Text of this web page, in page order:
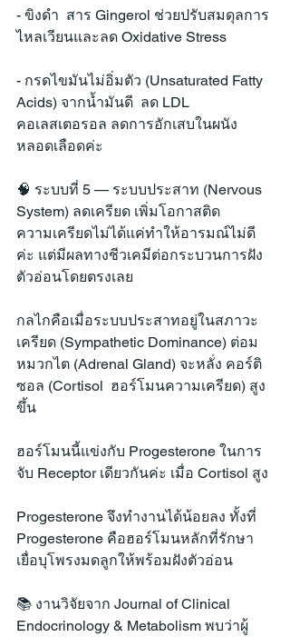
- ขิงดำ  สาร Gingerol ช่วยปรับสมดุลการ
ไหลเวียนและลด Oxidative Stress
- กรดไขมันไม่อิ่มตัว (Unsaturated Fatty
Acids) จากน้ำมันดี  ลด LDL
คอเลสเตอรอล ลดการอักเสบในผนัง
หลอดเลือดค่ะ
🧠 ระบบที่ 5 — ระบบประสาท (Nervous
System) ลดเครียด เพิ่มโอกาสติด
ความเครียดไม่ได้แค่ทำให้อารมณ์ไม่ดี
ค่ะ แต่มีผลทางชีวเคมีต่อกระบวนการฝัง
ตัวอ่อนโดยตรงเลย
กลไกคือเมื่อระบบประสาทอยู่ในสภาวะ
เครียด (Sympathetic Dominance) ต่อม
หมวกไต (Adrenal Gland) จะหลั่ง คอร์ติ
ซอล (Cortisol  ฮอร์โมนความเครียด) สูง
ขึ้น
ฮอร์โมนนี้แข่งกับ Progesterone ในการ
จับ Receptor เดียวกันค่ะ เมื่อ Cortisol สูง
Progesterone จึงทำงานได้น้อยลง ทั้งที่
Progesterone คือฮอร์โมนหลักที่รักษา
เยื่อบุโพรงมดลูกให้พร้อมฝังตัวอ่อน
📚 งานวิจัยจาก Journal of Clinical
Endocrinology & Metabolism พบว่าผู้